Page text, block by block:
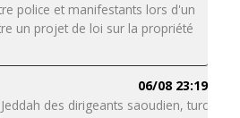
police et manifestants lors d'un
un projet de loi sur la propriété
06/08 23:19
des dirigeants saoudien, turc